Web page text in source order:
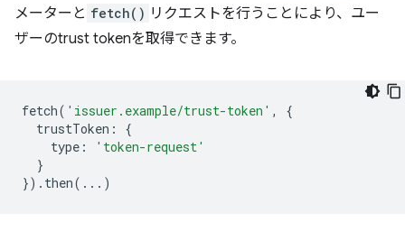
メーターと fetch() リクエストを行うことにより、ユー
ザーのtrust tokenを取得できます。
fetch( 'issuer.example/trust-token' ,
{
trustToken :
{
type :
'token-request'
}
}). then(...)